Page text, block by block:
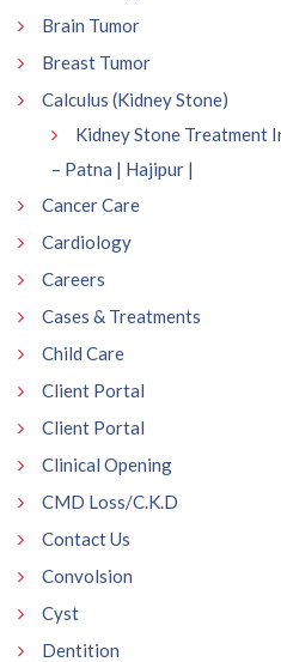
Brain Tumor
Breast Tumor
Calculus (Kidney Stone)
Kidney Stone Treatment
– Patna | Hajipur |
Cancer Care
Cardiology
Careers
Cases & Treatments
Child Care
Client Portal
Client Portal
Clinical Opening
CMD Loss/C.K.D
Contact Us
Convolsion
Cyst
Dentition